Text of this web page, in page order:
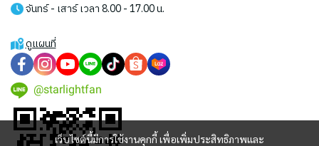
เว็บไซต์นี้มีการใช้งานคุกกี้ เพื่อเพิ่มประสิทธิภาพและ
จันทร์ - เสาร์ เวลา 8.00 - 17.00 น.
ดูแผนที่
@starlightfan